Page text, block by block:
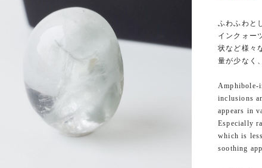
ふわふわと
インクォー
状など様々
量が少なく
Amphibole-
inclusions
appears in
Especially
which is
soothing